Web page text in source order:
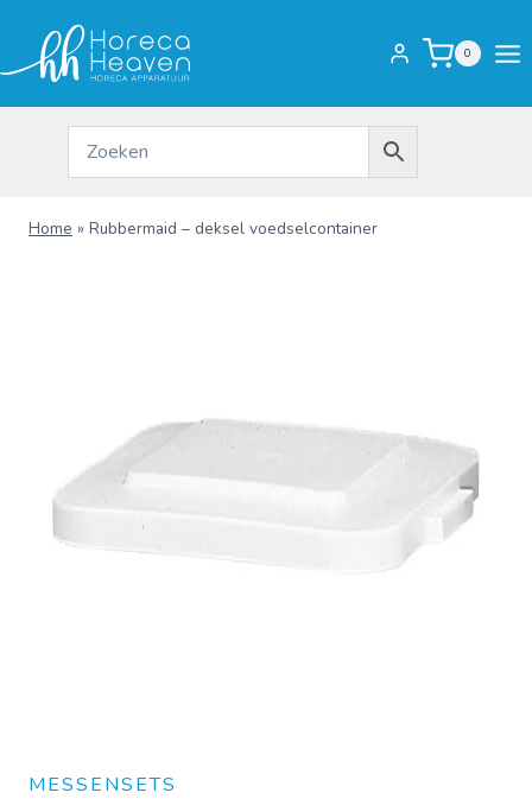
inhoud
0
Home » Rubbermaid – deksel voedselcontainer
MESSENSETS